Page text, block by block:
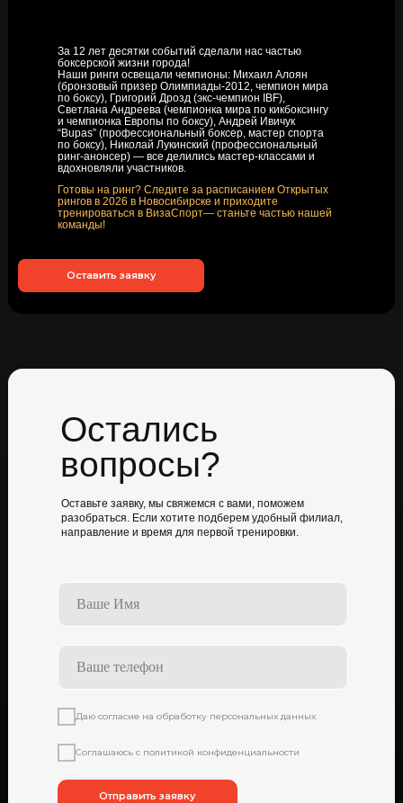
Готовы на ринг? Следите за расписанием Открытых
рингов в 2026 в Новосибирске и приходите
тренироваться в ВизаСпорт— станьте частью нашей
команды!
За 12 лет десятки событий сделали нас частью
боксерской жизни города!
Наши ринги освещали чемпионы: Михаил Алоян
(бронзовый призер Олимпиады-2012, чемпион мира
по боксу), Григорий Дрозд (экс-чемпион IBF),
Светлана Андреева (чемпионка мира по кикбоксингу
и чемпионка Европы по боксу), Андрей Ивичук
“Bupas” (профессиональный боксер, мастер спорта
по боксу), Николай Лукинский (профессиональный
ринг-анонсер) — все делились мастер-классами и
вдохновляли участников.
Оставить заявку
Остались
вопросы?
Даю согласие на обработку персональных данных
Соглашаюсь с политикой конфиденциальности
Отправить заявку
Оставьте заявку, мы свяжемся с вами, поможем
разобраться. Если хотите подберем удобный филиал,
направление и время для первой тренировки.